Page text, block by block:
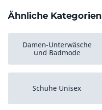
Ähnliche Kategorien
Damen-Unterwäsche
und Badmode
Schuhe Unisex